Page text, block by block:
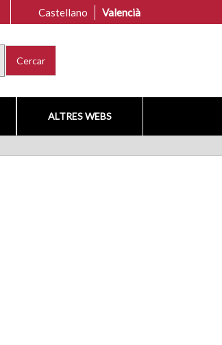
Castellano Valencià
ALTRES WEBS